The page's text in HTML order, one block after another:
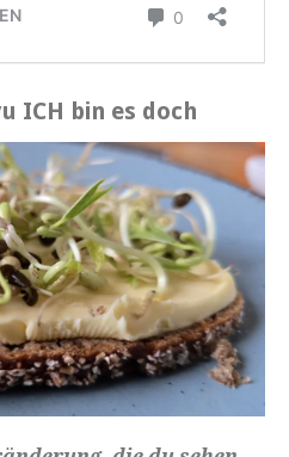
ICH bin es doch